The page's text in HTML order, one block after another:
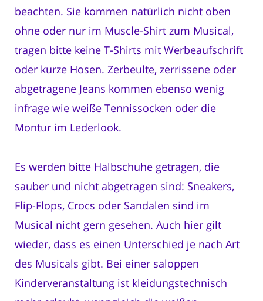
beachten. Sie kommen natürlich nicht oben
ohne oder nur im Muscle-Shirt zum Musical,
tragen bitte keine T-Shirts mit Werbeaufschrift
oder kurze Hosen. Zerbeulte, zerrissene oder
abgetragene Jeans kommen ebenso wenig
infrage wie weiße Tennissocken oder die
Montur im Lederlook.
Es werden bitte Halbschuhe getragen, die
sauber und nicht abgetragen sind: Sneakers,
Flip-Flops, Crocs oder Sandalen sind im
Musical nicht gern gesehen. Auch hier gilt
wieder, dass es einen Unterschied je nach Art
des Musicals gibt. Bei einer saloppen
Kinderveranstaltung ist kleidungstechnisch